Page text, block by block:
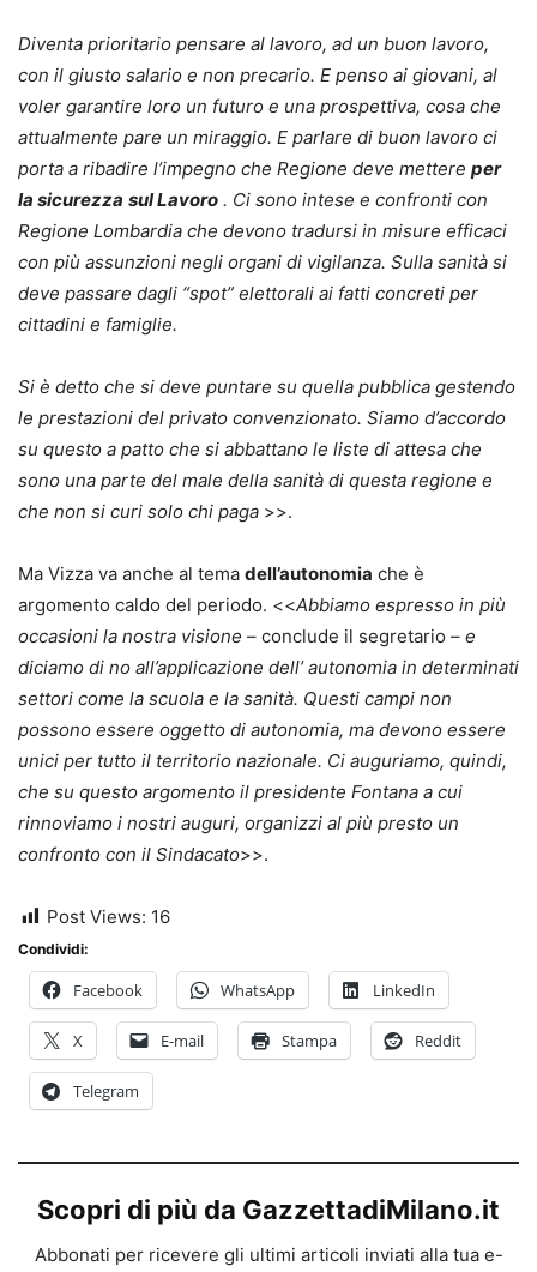
Diventa prioritario pensare al lavoro, ad un buon lavoro,
con il giusto salario e non precario. E penso ai giovani, al
voler garantire loro un futuro e una prospettiva, cosa che
attualmente pare un miraggio. E parlare di buon lavoro ci
porta a ribadire l’impegno che Regione deve mettere per
la sicurezza sul Lavoro . Ci sono intese e confronti con
Regione Lombardia che devono tradursi in misure efficaci
con più assunzioni negli organi di vigilanza. Sulla sanità si
deve passare dagli “spot” elettorali ai fatti concreti per
cittadini e famiglie.
Si è detto che si deve puntare su quella pubblica gestendo
le prestazioni del privato convenzionato. Siamo d’accordo
su questo a patto che si abbattano le liste di attesa che
sono una parte del male della sanità di questa regione e
che non si curi solo chi paga >>.
Ma Vizza va anche al tema dell’autonomia che è
argomento caldo del periodo. <<Abbiamo espresso in più
occasioni la nostra visione – conclude il segretario – e
diciamo di no all’applicazione dell’ autonomia in determinati
settori come la scuola e la sanità. Questi campi non
possono essere oggetto di autonomia, ma devono essere
unici per tutto il territorio nazionale. Ci auguriamo, quindi,
che su questo argomento il presidente Fontana a cui
rinnoviamo i nostri auguri, organizzi al più presto un
confronto con il Sindacato>>.
Post Views: 16
Condividi:
Facebook WhatsApp LinkedIn
X E-mail Stampa Reddit
Telegram
Scopri di più da GazzettadiMilano.it
Abbonati per ricevere gli ultimi articoli inviati alla tua e-